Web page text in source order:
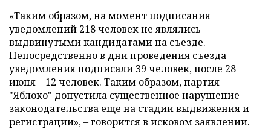
«Таким образом, на момент подписания
уведомлений 218 человек не являлись
выдвинутыми кандидатами на съезде.
Непосредственно в дни проведения съезда
уведомления подписали 39 человек, после 28
июня – 12 человек. Таким образом, партия
"Яблоко" допустила существенное нарушение
законодательства еще на стадии выдвижения и
регистрации», – говорится в исковом заявлении.